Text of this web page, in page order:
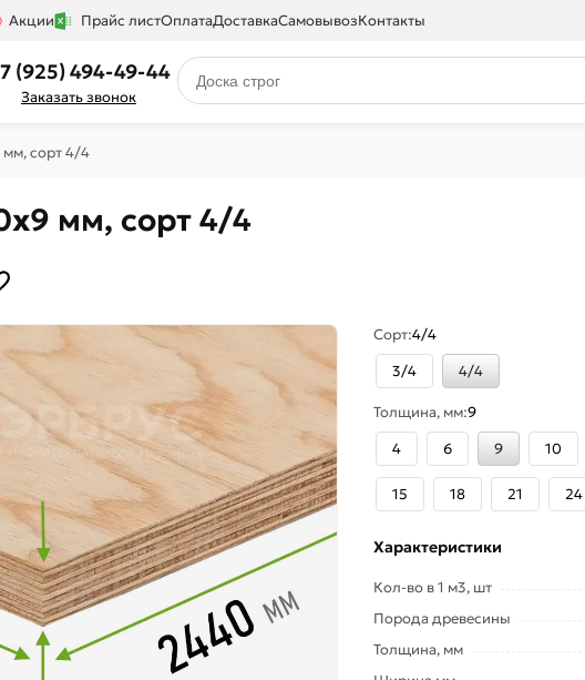
Акции Прайс листОплатаДоставкаСамовывозКонтакты
(925) 494-49-44
Заказать звонок
сорт 4/4
мм, сорт 4/4
Сорт:4/4
3/4
4/4
Толщина, мм:9
4
6 9 10
15 18 21 24
Характеристики
Кол-во в 1 м3, шт
Порода древесины
Толщина, мм